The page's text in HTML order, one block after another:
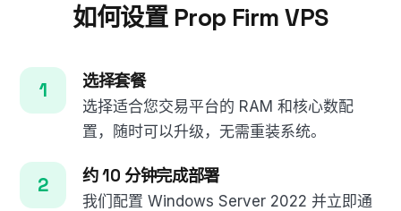
如何设置 Prop Firm VPS
选择套餐
选择适合您交易平台的 RAM 和核心数配
置，随时可以升级，无需重装系统。
约 10 分钟完成部署
我们配置 Windows Server 2022 并立即通